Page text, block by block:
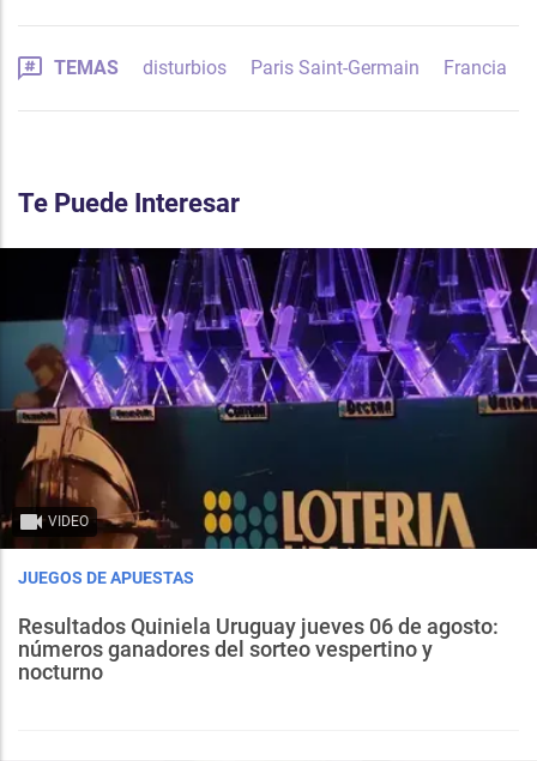
TEMAS disturbios Paris Saint-Germain Francia
Te Puede Interesar
VIDEO
JUEGOS DE APUESTAS
Resultados Quiniela Uruguay jueves 06 de agosto:
números ganadores del sorteo vespertino y
nocturno